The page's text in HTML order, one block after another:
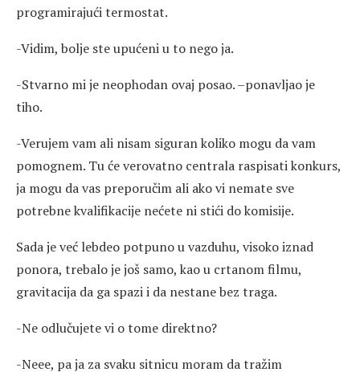
programirajući termostat.
-Vidim, bolje ste upućeni u to nego ja.
-Stvarno mi je neophodan ovaj posao. –ponavljao je
tiho.
-Verujem vam ali nisam siguran koliko mogu da vam
pomognem. Tu će verovatno centrala raspisati konkurs,
ja mogu da vas preporučim ali ako vi nemate sve
potrebne kvalifikacije nećete ni stići do komisije.
Sada je već lebdeo potpuno u vazduhu, visoko iznad
ponora, trebalo je još samo, kao u crtanom filmu,
gravitacija da ga spazi i da nestane bez traga.
-Ne odlučujete vi o tome direktno?
-Neee, pa ja za svaku sitnicu moram da tražim